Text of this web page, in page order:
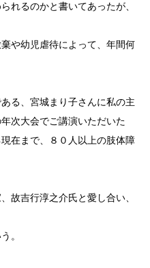
れるのかと書いてあったが、
や幼児虐待によって、年間何
る、宮城まり子さんに私の主
次大会でご講演いただいた
在まで、８０人以上の肢体障
故吉行淳之介氏と愛し合い、
。